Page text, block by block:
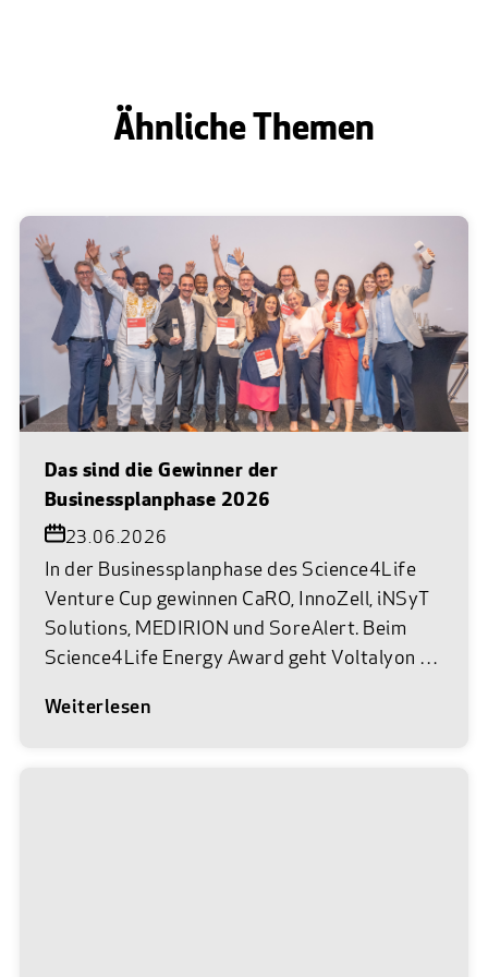
Ähnliche Themen
Das sind die Gewinner der
Businessplanphase 2026
23.06.2026
In der Businessplanphase des Science4Life
Venture Cup gewinnen CaRO, InnoZell, iNSyT
Solutions, MEDIRION und SoreAlert. Beim
Science4Life Energy Award geht Voltalyon als
wieder so weit. Im Museum Reinhard Ernst in
Weiterlesen